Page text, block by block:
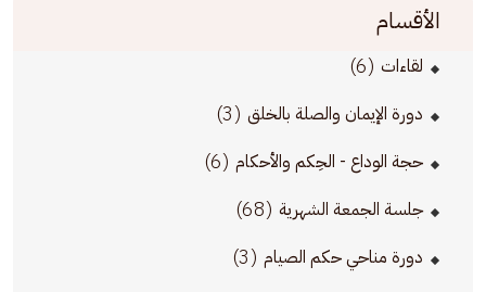
الأقسام
لقاءات (6)
دورة الإيمان والصلة بالخلق (3)
حجة الوداع - الحِكم والأحكام (6)
جلسة الجمعة الشهرية (68)
دورة مناحي حكم الصيام (3)